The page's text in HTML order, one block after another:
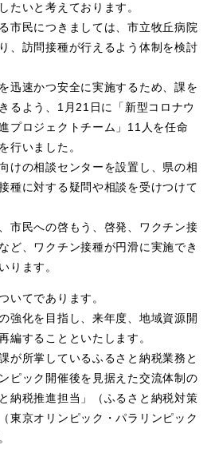
たいと考えております。
市民につきましては、市立牧丘病院
、訪問接種が行えるよう体制を検討
迅速かつ安全に実施するため、課を
るよう、1月21日に「新型コロナウ
プロジェクトチーム」11人を任命
行いました。
けの相談センターを設置し、県の相
種に対する疑問や相談を受けつけて
市民への啓もう、啓発、ワクチン接
ど、ワクチン接種が円滑に実施でき
ります。
いてであります。
強化を目指し、来年度、地域資源開
編することといたします。
が所掌しているふるさと納税業務と
ピック開催後を見据えた交流体制の
納税推進担当」（ふるさと納税対策
東京オリンピック・パラリンピック